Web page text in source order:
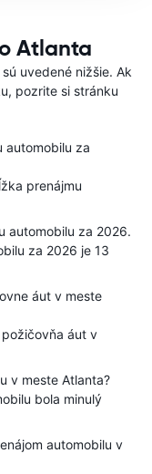
Atlanta
uvedené nižšie. Ak
pozrite si stránku
automobilu za
prenájmu
automobilu za 2026.
za 2026 je 13
áut v meste
áut v
v meste Atlanta?
bola minulý
automobilu v